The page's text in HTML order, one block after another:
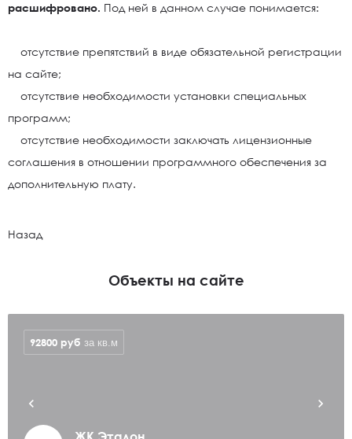
расшифровано. Под ней в данном случае понимается:
отсутствие препятствий в виде обязательной регистрации
на сайте;
отсутствие необходимости установки специальных
программ;
отсутствие необходимости заключать лицензионные
соглашения в отношении программного обеспечения за
дополнительную плату.
Назад
Объекты на сайте
92800 руб за кв.м